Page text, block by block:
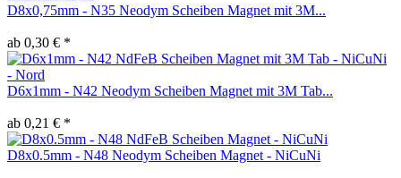
D8x0,75mm - N35 Neodym Scheiben Magnet mit 3M...
ab 0,30 € *
D6x1mm - N42 Neodym Scheiben Magnet mit 3M Tab...
ab 0,21 € *
D8x0.5mm - N48 Neodym Scheiben Magnet - NiCuNi